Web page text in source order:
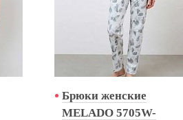
Брюки женские
MELADO 5705W-